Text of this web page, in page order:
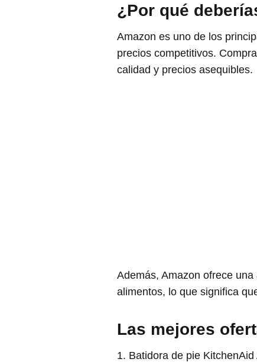
¿Por qué
Amazon es uno de los
precios competitivos.
calidad y precios asequibles.
Además, Amazon ofrece
alimentos, lo que significa
Las mejores
1. Batidora de pie